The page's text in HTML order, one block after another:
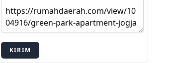
KIRIM